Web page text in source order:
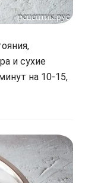
и сухие
на 10-15,